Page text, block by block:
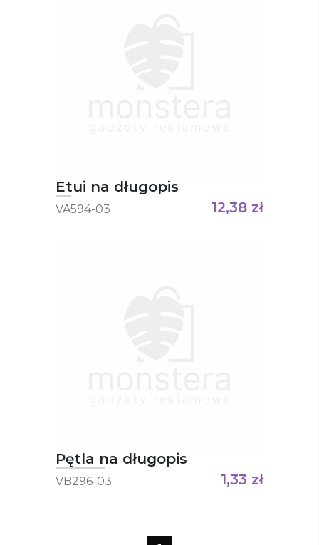
Etui na długopis
VA594-03 12,38 zł
Pętla na długopis
VB296-03 1,33 zł